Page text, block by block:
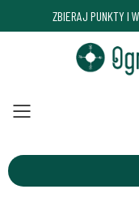
ZBIERAJ PUNKTY I
Menu